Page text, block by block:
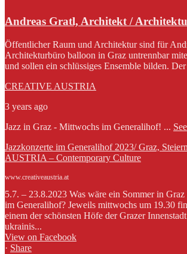
Andreas Gratl, Architekt /
Öffentlicher Raum und Architektur sind für
Architekturbüro balloon in Graz untrennbar
und sollen ein schlüssiges Ensemble bilden.
CREATIVE AUSTRIA
3 years ago
Jazz in Graz - Mittwochs im Generalihof! ...
Jazzkonzerte im Generalihof 2023/ Graz,
AUSTRIA – Contemporary Culture
www.creativeaustria.at
5.7. – 23.8.2023 Was wäre ein Sommer in Graz
im Generalihof? Jeweils mittwochs um 19.30
einem der schönsten Höfe der Grazer
ukrainis...
View on Facebook
· Share